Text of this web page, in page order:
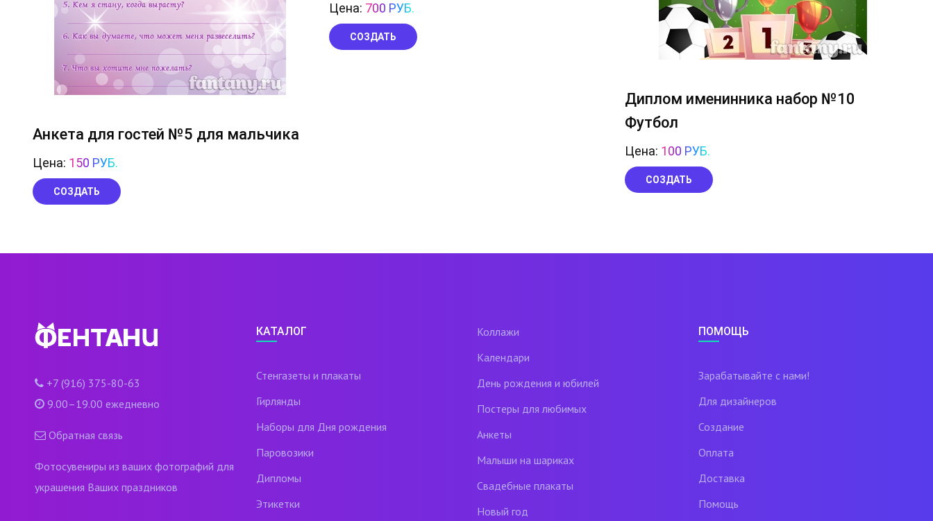
Анкета для гостей №5 для мальчика
Цена: 150 РУБ.
СОЗДАТЬ
Цена: 700 РУБ.
СОЗДАТЬ
Диплом именинника набор №10
Футбол
Цена: 100 РУБ.
СОЗДАТЬ
+7 (916) 375-80-63
9.00–19.00 ежедневно
Обратная связь
Фотосувениры из ваших фотографий для
украшения Ваших праздников
КАТАЛОГ
Стенгазеты и плакаты
Гирлянды
Наборы для Дня рождения
Паровозики
Дипломы
Этикетки
Коллажи
Календари
День рождения и юбилей
Постеры для любимых
Анкеты
Малыши на шариках
Свадебные плакаты
Новый год
ПОМОЩЬ
Зарабатывайте с нами!
Для дизайнеров
Создание
Оплата
Доставка
Помощь